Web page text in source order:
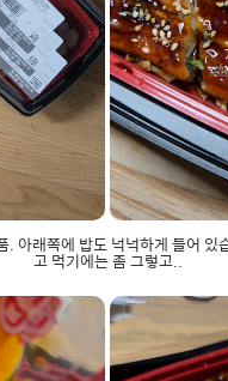
. 아래쪽에 밥도 넉넉하게 들어 있
고 먹기에는 좀 그렇고..